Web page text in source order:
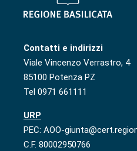
Contatti e indirizzi
Viale Vincenzo Verrastro, 4
85100 Potenza PZ
Tel 0971 661111
URP
PEC: AOO-
C.F. 80002950766